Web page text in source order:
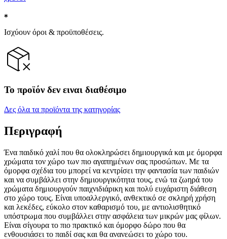
Ισχύουν όροι & προϋποθέσεις.
Το προϊόν δεν ειναι διαθέσιμο
Δες όλα τα προϊόντα της κατηγορίας
Περιγραφή
Ένα παιδικό χαλί που θα ολοκληρώσει δημιουργικά και με όμορφα
χρώματα τον χώρο των πιο αγαπημένων σας προσώπων. Με τα
όμορφα σχέδια του μπορεί να κεντρίσει την φαντασία των παιδιών
και να συμβάλλει στην δημιουργικότητα τους, ενώ τα ζωηρά του
χρώματα δημιουργούν παιχνιδιάρικη και πολύ ευχάριστη διάθεση
στο χώρο τους. Είναι υποαλλεργικό, ανθεκτικό σε σκληρή χρήση
και λεκέδες, εύκολο στον καθαρισμό του, με αντιολισθητικό
υπόστρωμα που συμβάλλει στην ασφάλεια των μικρών μας φίλων.
Είναι σίγουρα το πιο πρακτικό και όμορφο δώρο που θα
ενθουσιάσει το παιδί σας και θα ανανεώσει το χώρο του.